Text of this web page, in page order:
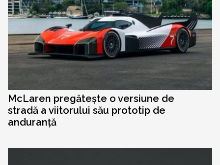
McLaren pregătește o versiune de
stradă a viitorului său prototip de
anduranță